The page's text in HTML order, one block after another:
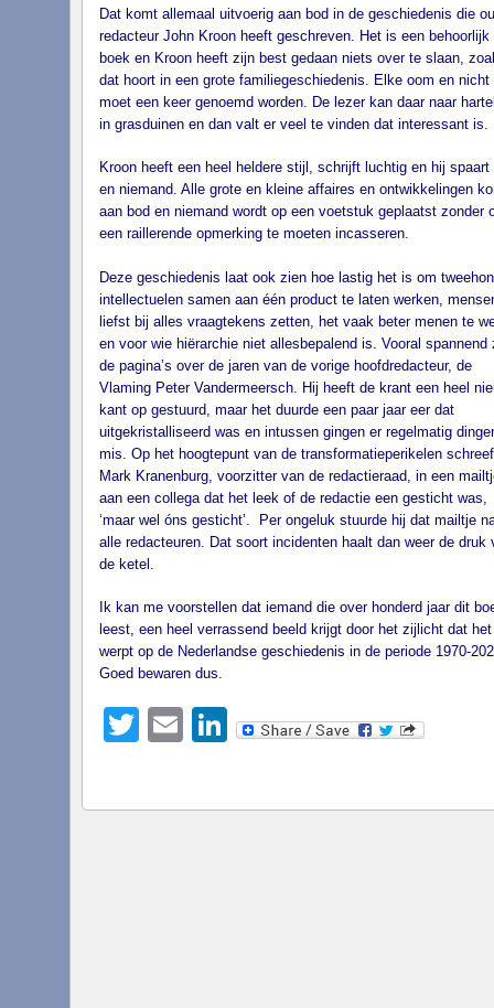
Dat komt allemaal uitvoerig aan bod in de geschiedenis die
redacteur John Kroon heeft geschreven. Het is een behoorlijk
boek en Kroon heeft zijn best gedaan niets over te slaan,
dat hoort in een grote familiegeschiedenis. Elke oom en nicht
moet een keer genoemd worden. De lezer kan daar naar
in grasduinen en dan valt er veel te vinden dat interessant is.
Kroon heeft een heel heldere stijl, schrijft luchtig en hij spaart
en niemand. Alle grote en kleine affaires en ontwikkelingen
aan bod en niemand wordt op een voetstuk geplaatst zonder
een raillerende opmerking te moeten incasseren.
Deze geschiedenis laat ook zien hoe lastig het is om
intellectuelen samen aan één product te laten werken,
liefst bij alles vraagtekens zetten, het vaak beter menen te
en voor wie hiërarchie niet allesbepalend is. Vooral spannend
de pagina’s over de jaren van de vorige hoofdredacteur, de
Vlaming Peter Vandermeersch. Hij heeft de krant een heel
kant op gestuurd, maar het duurde een paar jaar eer dat
uitgekristalliseerd was en intussen gingen er regelmatig
mis. Op het hoogtepunt van de transformatieperikelen schreef
Mark Kranenburg, voorzitter van de redactieraad, in een
aan een collega dat het leek of de redactie een gesticht was,
‘maar wel óns gesticht’. Per ongeluk stuurde hij dat mailtje
alle redacteuren. Dat soort incidenten haalt dan weer de druk
de ketel.
Ik kan me voorstellen dat iemand die over honderd jaar dit
leest, een heel verrassend beeld krijgt door het zijlicht dat het
werpt op de Nederlandse geschiedenis in de periode 1970-
Goed bewaren dus.
Twitter
EmailLinkedIn